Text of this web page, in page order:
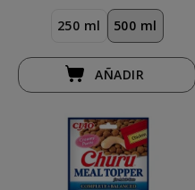
250 ml 500 ml
AÑADIR